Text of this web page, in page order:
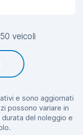
veicoli
e sono aggiornati
possono variare in
del noleggio e